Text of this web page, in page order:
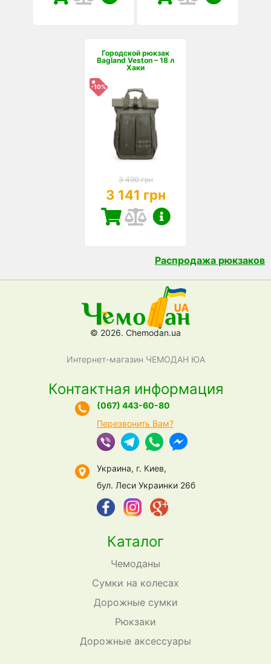
Городской рюкзак
Bagland Veston – 18 л
Хаки
-10%
3 490 грн
3 141 грн
Распродажа рюкзаков
© 2026. Chemodan.ua
Интернет-магазин ЧЕМОДАН ЮА
Каталог
Чемоданы
Сумки на колесах
Дорожные сумки
Рюкзаки
Дорожные аксессуары
Контактная информация
(067) 443-60-80
Перезвонить Вам?
Украина, г. Киев,
бул. Леси Украинки 26б